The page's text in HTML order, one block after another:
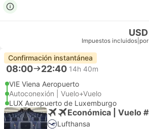
Impuestos incluidos
Confirmación instantánea
08:00 22:40 14h 40m
VIE Viena Aeropuerto
Autoconexión | Vuelo+Vuelo
LUX Aeropuerto de Luxemburgo
Económica | Vuelo
Lufthansa